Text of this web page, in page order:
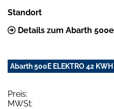
Standort
Details zum Abarth
Abarth 500E ELEKTRO 42
Preis:
MWSt: